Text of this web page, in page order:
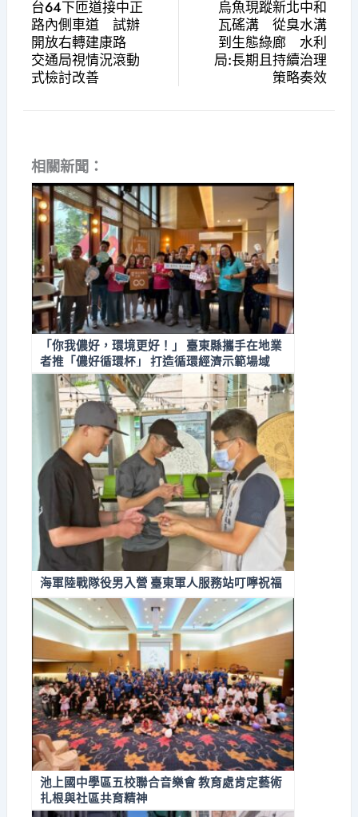
台64下匝道接中正
路內側車道 試辦
開放右轉建康路
交通局視情況滾動
式檢討改善
烏魚現蹤新北中和
瓦磘溝 從臭水溝
到生態綠廊 水利
局:長期且持續治理
策略奏效
相關新聞：
「你我儂好，環境更好！」 臺東縣攜手在地業
者推「儂好循環杯」 打造循環經濟示範場域
海軍陸戰隊役男入營 臺東軍人服務站叮嚀祝福
池上國中學區五校聯合音樂會 教育處肯定藝術
扎根與社區共育精神